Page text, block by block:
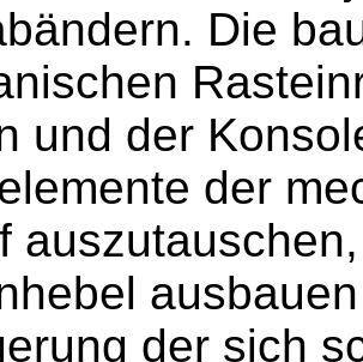
Die
und der
der
der sich